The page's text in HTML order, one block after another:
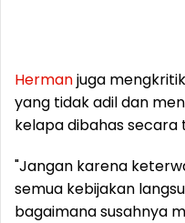
Hermanjuga
yang tidak adil dan
kelapa dibahas secara
"Jangan karena
semua kebijakan
bagaimana susahnya